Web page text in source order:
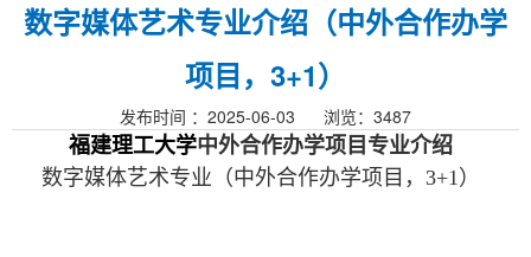
数字媒体艺术专业介绍（中外合作办学
项目，3+1）
发布时间 ：2025-06-03 浏览： 3487
福建理工大学中外合作办学项目专业介绍
数字媒体艺术专业（中外合作办学项目，3+1）